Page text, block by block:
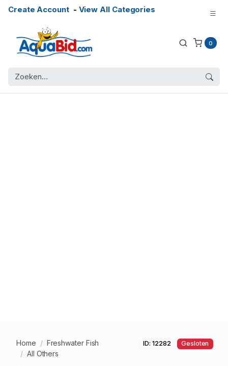
Create Account- View All Categories
0
Home
Freshwater Fish
All Others
ID: 12282 Gesloten